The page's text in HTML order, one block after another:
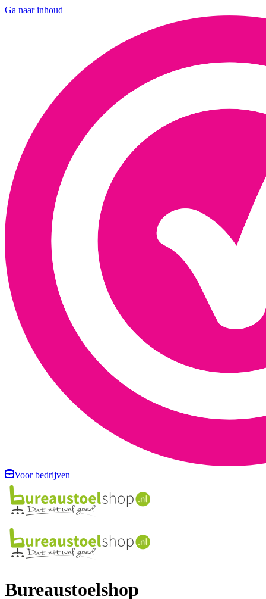
Ga naar inhoud
Voor bedrijven
Bureaustoelshop